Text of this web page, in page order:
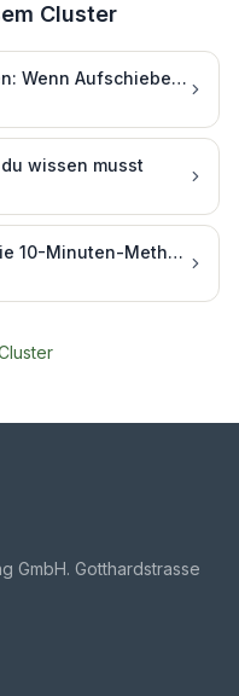
Cluster
Aufschieberitis bei Erwachsenen: Wenn Aufschieben zum Dauerzustand wird
wissen musst
Anti-Prokrastination-Routine: Die 10-Minuten-Methode für jeden Tag
GmbH. Gotthardstrasse